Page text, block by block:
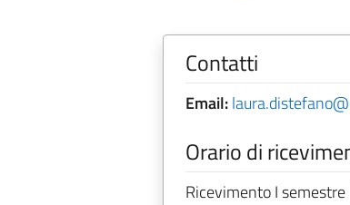
Contatti
Email:
Orario di
Ricevimento I